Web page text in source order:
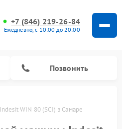
+7 (846) 219-26-84
Ежедневно, с 10:00 до 20:00
Позвонить
WIN 80 (SCI) в Самаре